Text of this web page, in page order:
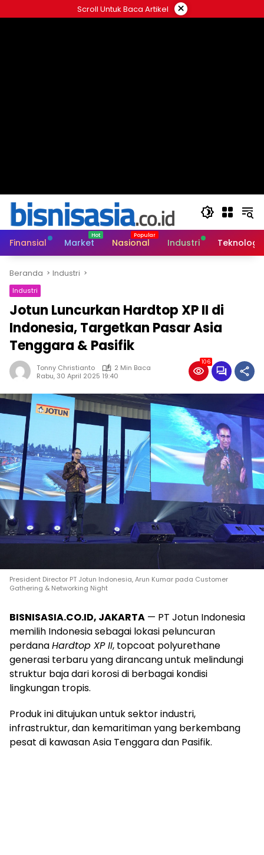
ke
Scroll Untuk Baca Artikel ×
Finansial Market Nasional Industri Teknologi
Beranda Industri
Industri
Jotun Luncurkan Hardtop XP II di
Indonesia, Targetkan Pasar Asia
Tenggara & Pasifik
Tonny Christianto
2 Min Baca
Rabu, 30 April 2025 19:40
106
President Director PT Jotun Indonesia, Arun Kumar pada Customer
Gathering & Networking Night
BISNISASIA.CO.ID, JAKARTA — PT Jotun Indonesia
memilih Indonesia sebagai lokasi peluncuran
perdanaHardtop XP II, topcoat polyurethane
generasi terbaru yang dirancang untuk melindungi
struktur baja dari korosi di berbagai kondisi
lingkungan tropis.
Produk ini ditujukan untuk sektor industri,
infrastruktur, dan kemaritiman yang berkembang
pesat di kawasan Asia Tenggara dan Pasifik.